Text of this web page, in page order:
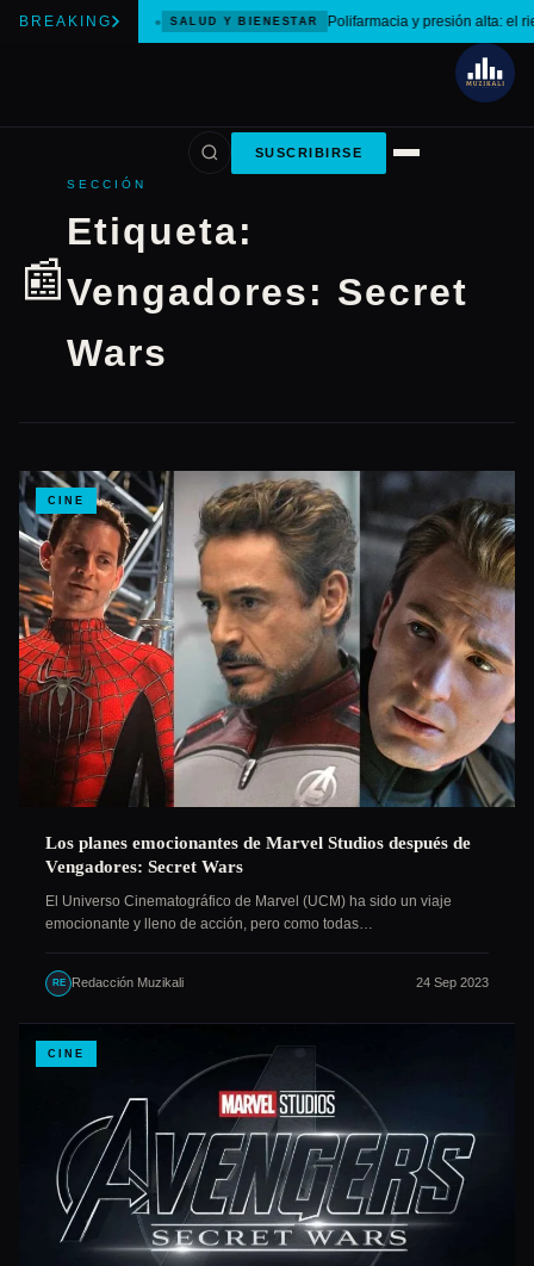
BREAKING SALUD Y BIENESTAR Polifarmacia y presión alta: el
SUSCRIBIRSE
📰
SECCIÓN
Etiqueta:
Vengadores: Secret
Wars
CINE
Los planes emocionantes de Marvel Studios después de
Vengadores: Secret Wars
El Universo Cinematográfico de Marvel (UCM) ha sido un viaje
emocionante y lleno de acción, pero como todas…
RE Redacción Muzikali 24 Sep 2023
CINE